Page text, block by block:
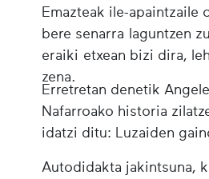
Emazteak ile-apaintzaile
bere senarra laguntzen
eraiki etxean bizi dira,
zena.
Erretretan denetik
Nafarroako historia
idatzi ditu: Luzaiden
Autodidakta jakintsuna,